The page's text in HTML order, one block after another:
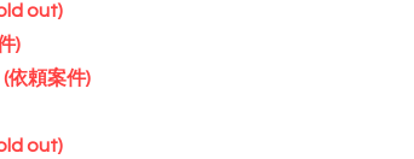
out)
)
(依頼案件)
out)